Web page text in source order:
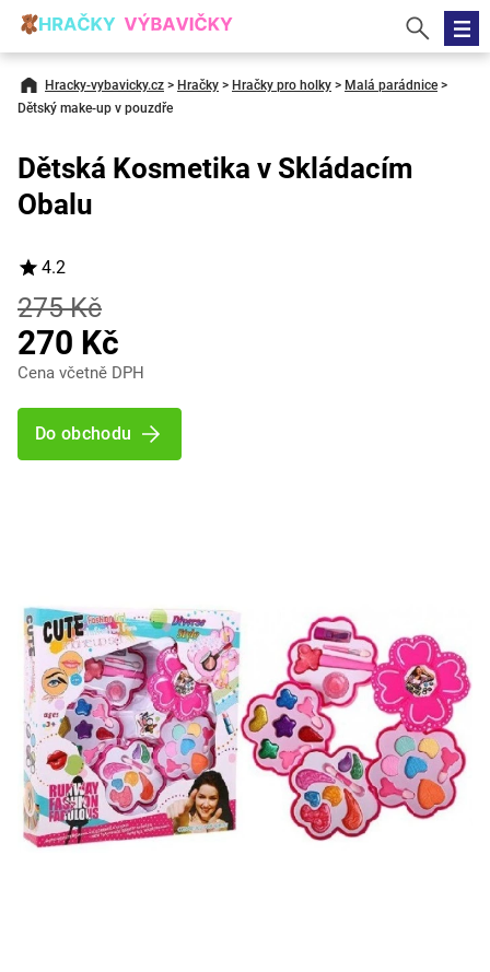
Hracky-vybavicky.cz > Hračky > Hračky pro holky > Malá parádnice >
Dětský make-up v pouzdře
Dětská Kosmetika v Skládacím
Obalu
4.2
275 Kč
270 Kč
Cena včetně DPH
Do obchodu